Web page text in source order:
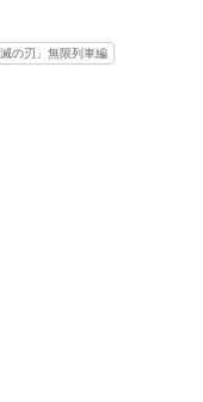
の刃」無限列車編